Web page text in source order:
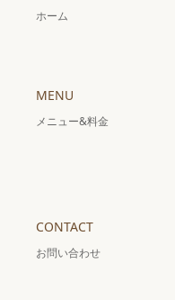
ホーム
MENU
メニュー&料金
CONTACT
お問い合わせ